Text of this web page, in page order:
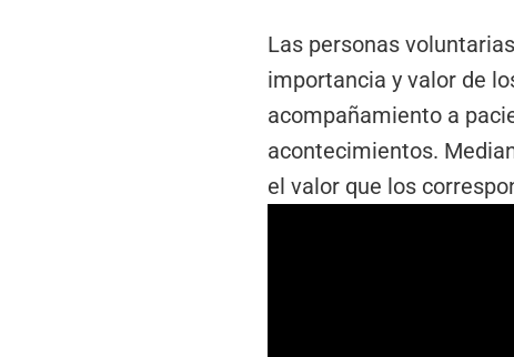
Las personas
importancia y valor de
acompañamiento a
acontecimientos.
el valor que los